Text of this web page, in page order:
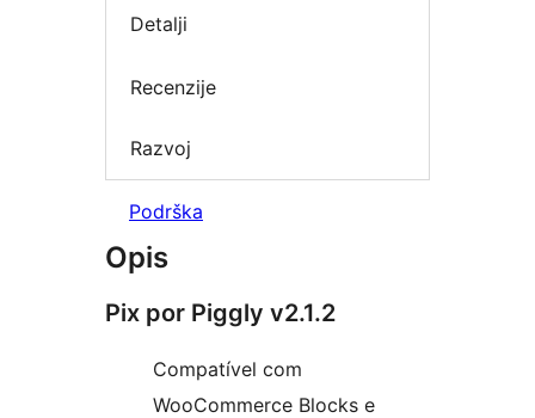
Detalji
Recenzije
Razvoj
Podrška
Opis
Pix por Piggly v2.1.2
Compatível com
WooCommerce Blocks e